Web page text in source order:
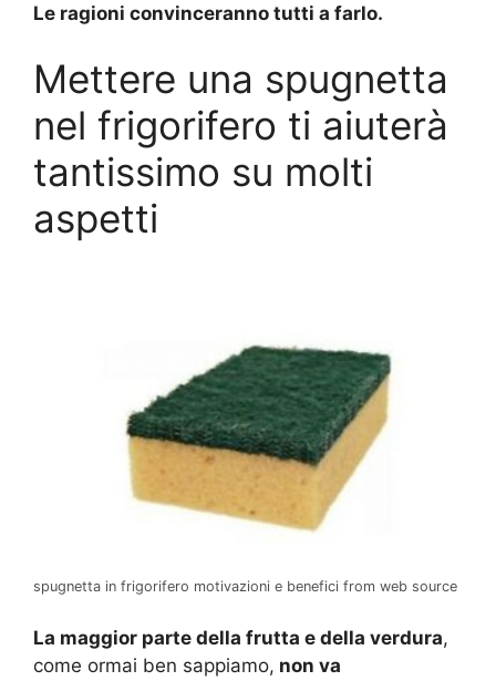
Le ragioni convinceranno tutti a farlo.
Mettere una spugnetta
nel frigorifero ti aiuterà
tantissimo su molti
aspetti
spugnetta in frigorifero motivazioni e benefici from web source
La maggior parte della frutta e della verdura,
come ormai ben sappiamo, non va